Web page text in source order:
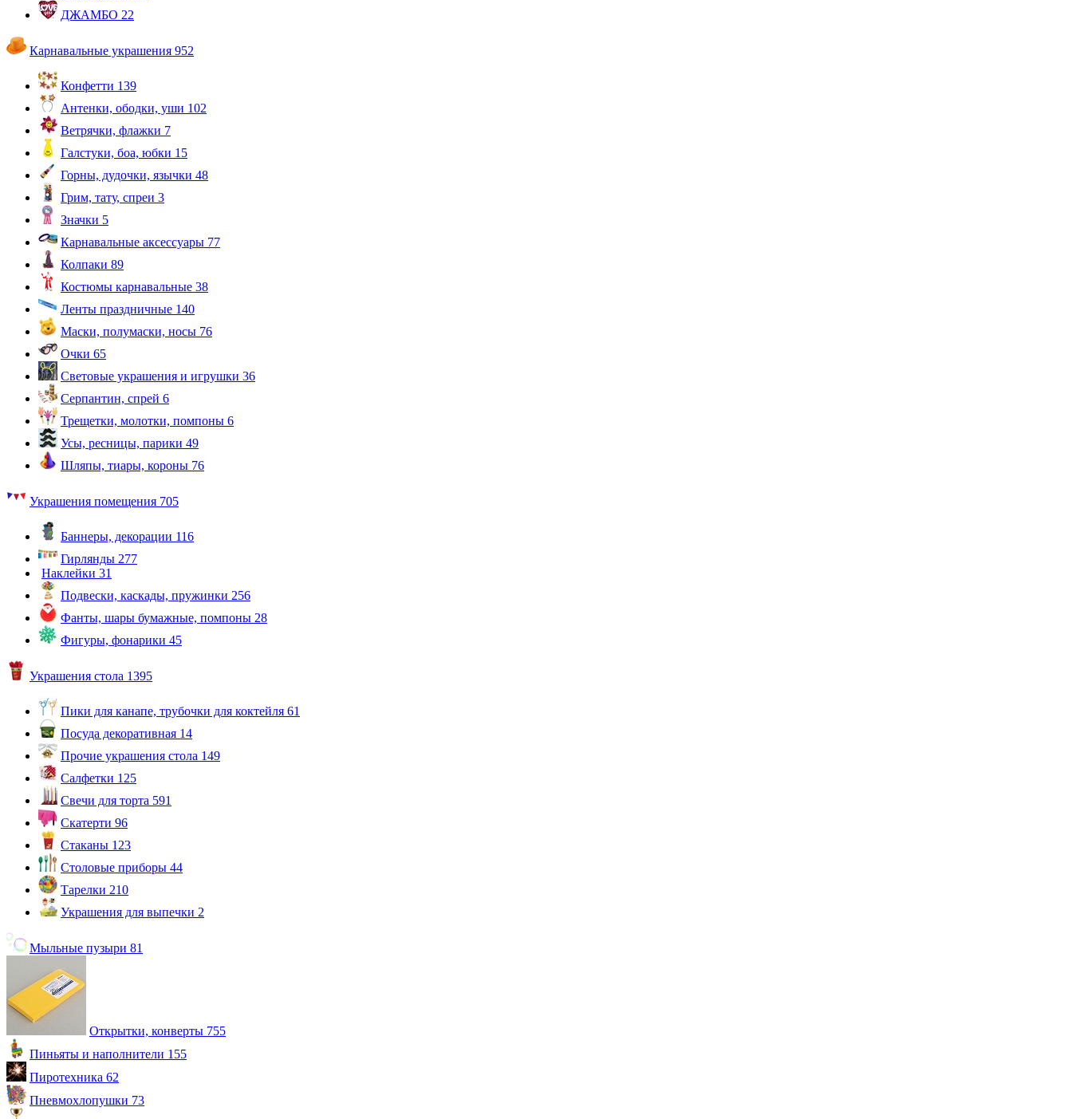
ДЖАМБО 22
Карнавальные украшения 952
Конфетти 139
Антенки, ободки, уши 102
Ветрячки, флажки 7
Галстуки, боа, юбки 15
Горны, дудочки, язычки 48
Грим, тату, спреи 3
Значки 5
Карнавальные аксессуары 77
Колпаки 89
Костюмы карнавальные 38
Ленты праздничные 140
Маски, полумаски, носы 76
Очки 65
Световые украшения и игрушки 36
Серпантин, спрей 6
Трещетки, молотки, помпоны 6
Усы, ресницы, парики 49
Шляпы, тиары, короны 76
Украшения помещения 705
Баннеры, декорации 116
Гирлянды 277
Наклейки 31
Подвески, каскады, пружинки 256
Фанты, шары бумажные, помпоны 28
Фигуры, фонарики 45
Украшения стола 1395
Пики для канапе, трубочки для коктейля 61
Посуда декоративная 14
Прочие украшения стола 149
Салфетки 125
Свечи для торта 591
Скатерти 96
Стаканы 123
Столовые приборы 44
Тарелки 210
Украшения для выпечки 2
Мыльные пузыри 81
Открытки, конверты 755
Пиньяты и наполнители 155
Пиротехника 62
Пневмохлопушки 73